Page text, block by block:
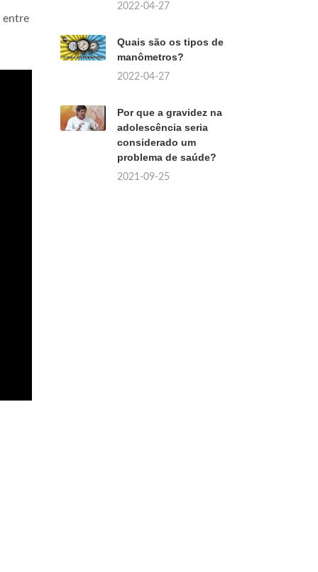
entre
2022-04-27
Quais são os tipos de
manômetros?
2022-04-27
Por que a gravidez na
adolescência seria
considerado um
problema de saúde?
2021-09-25